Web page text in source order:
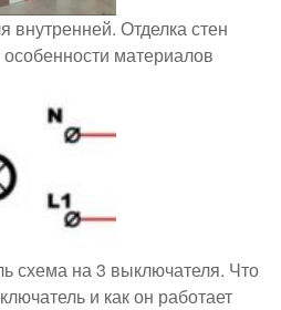
внутренней. Отделка стен
материалов
схема на 3 выключателя. Что
и как он работает